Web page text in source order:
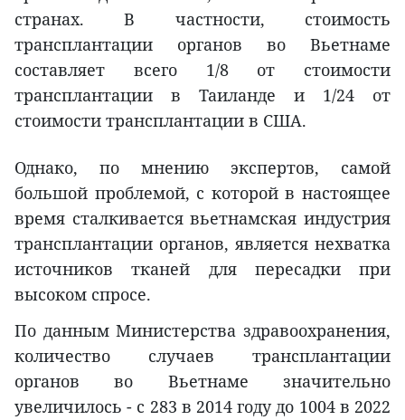
странах. В частности, стоимость
трансплантации органов во Вьетнаме
составляет всего 1/8 от стоимости
трансплантации в Таиланде и 1/24 от
стоимости трансплантации в США.
Однако, по мнению экспертов, самой
большой проблемой, с которой в настоящее
время сталкивается вьетнамская индустрия
трансплантации органов, является нехватка
источников тканей для пересадки при
высоком спросе.
По данным Министерства здравоохранения,
количество случаев трансплантации
органов во Вьетнаме значительно
увеличилось - с 283 в 2014 году до 1004 в 2022